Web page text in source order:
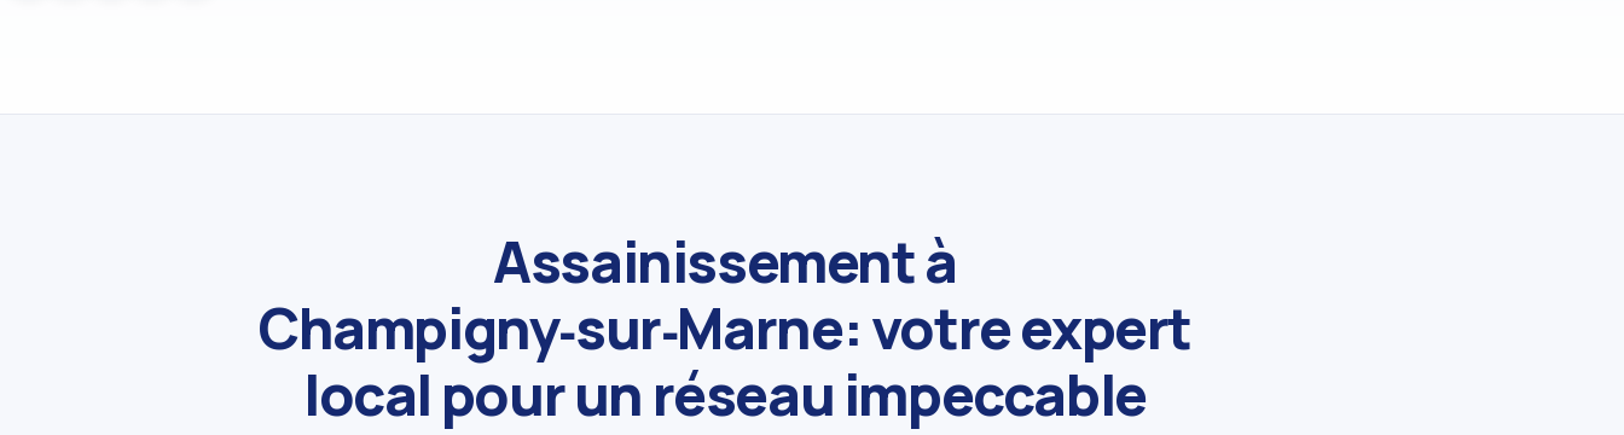
Assainissement à
Champigny‑sur‑Marne: votre expert
local pour un réseau impeccable